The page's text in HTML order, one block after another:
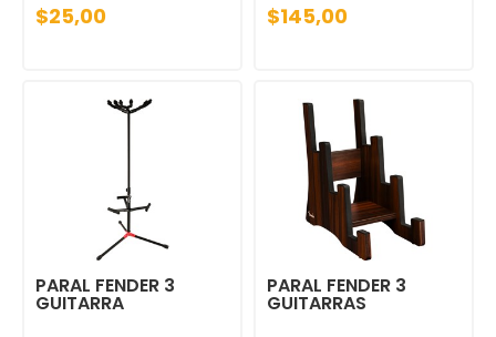
$25,00 $145,00
PARAL FENDER 3
GUITARRA
PARAL FENDER 3
GUITARRAS